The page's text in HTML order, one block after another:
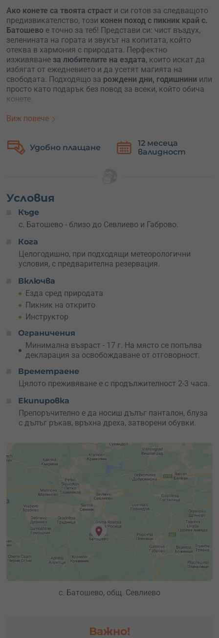
Ако конете са твоята страст и си готов за следващото
предизвикателство, този конен поход с пикник край с.
Батошево е точно за теб! Представи си: чист въздух,
зеленината на гората и звукът на копитата, който
отеква в хармония с природата. Перфектно
изживяване за любителите на ездата, които искат да
избягат от ежедневието и да усетят магията на
свободата. Подходящо за рождени дни, годишнини или
просто като подарък без повод за всеки, който обича
конете.
Преди да започнеш похода, ще има кратък инструктаж,
едновременно предизвикателство и наслада с
прохладни сенки и удивителни гледки.
истинско свързване с коня и природата. Инструкторът
наслаждаваш на преживяването
похода ще се насладиш на
да отпочинеш, да се насладиш на гледките и да се
заредиш с енергия. Всичко е организирано така, че да
Не чакай–резервирайтова приключение за себе си
или гоподари на човек, който обича природата и
Преживяванията остават завинаги!
Виж повече
Удобно плащане
12 месеца
валидност
Условия
Къде
с. Батошево - близо до Севлиево и Габрово.
Кога
Целогодишно, при подходящи метеорологични
условия, с предварителна резервация.
Включва
Езда сред природата
Пикник на открито
Инструктор
Ограничения
Минимална възраст - 17 г. На място се попълва
декларация за освобождаване от отговорност.
Времетраене
Цялото преживяване е с продължителност 2-3 часа.
Екипировка
Препоръчително е да носиш дълъг панталон, блуза
с дълъг ръкав, връхна дреха, затворени обувки.
с. Батошево, общ. Севлиево
Важно!